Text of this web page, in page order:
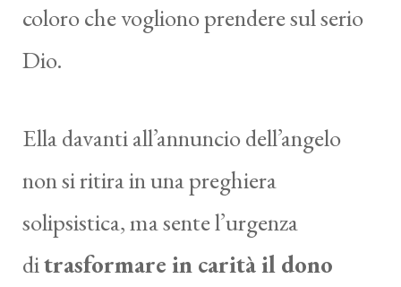
coloro che vogliono prendere sul serio
Dio.
Ella davanti all’annuncio dell’angelo
non si ritira in una preghiera
solipsistica, ma sente l’urgenza
ditrasformare in carità il dono